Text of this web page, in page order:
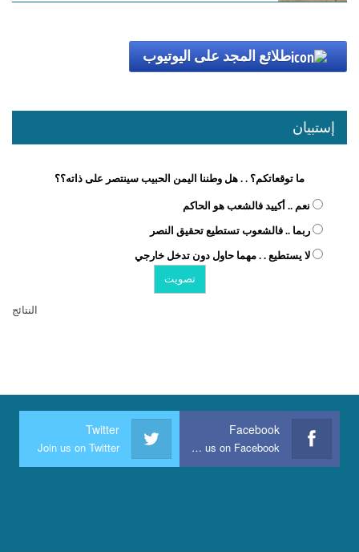
طلائع المجد على اليوتيوب
إستبيان
ما توقعاتكم؟ . . هل وطننا اليمن الحبيب سينتصر على ذاته؟؟
نعم .. أكييد فالشعب هو الحاكم
ربما .. فالشعوب تستطيع تحقيق النصر
لا يستطيع . . مهما حاول دون تدخل خارجي
النتائج
Facebook
Join us on Facebook
Twitter
Join us on Twitter